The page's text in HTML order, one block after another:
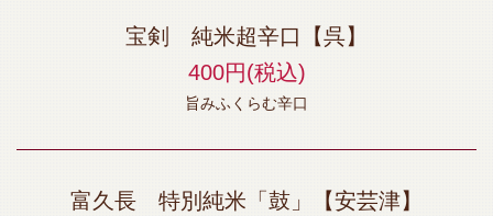
宝剣 純米超辛口【呉】
400円(税込)
旨みふくらむ辛口
富久長 特別純米「鼓」【安芸津】